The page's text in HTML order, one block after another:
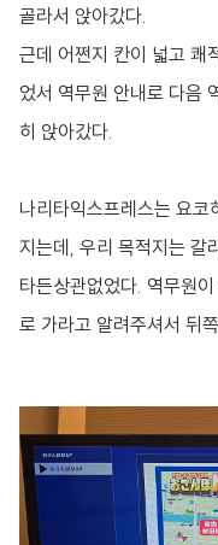
골라서 앉아갔다.
근데 어쩐지 칸이 넓고 쾌
었서 역무원 안내로 다음
히 앉아갔다.
나리타익스프레스는 요
지는데, 우리 목적지는 갈
타든상관없었다. 역무원
로 가라고 알려주셔서 뒤